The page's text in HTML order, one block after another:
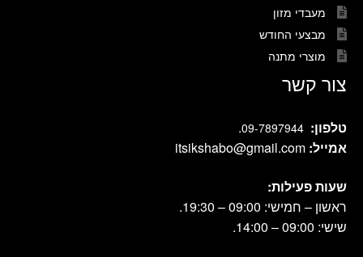
מעבדי מזון
מבצעי החודש
מוצרי מתנה
צור קשר
טלפון: 09-7897944
.
אמייל: itsikshabo@gmail.com
שעות פעילות:
ראשון – חמישי: 09:00 – 19:30.
שישי: 09:00 – 14:00.